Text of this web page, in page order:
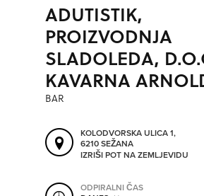
IZRIŠI POT
POŠLJI SMS
ORODJA
SHRANI V MOJ ITIS
ADUTISTIK,
PROIZVODNJA
SLADOLEDA,
KAVARNA
BAR
KOLODVORSKA ULICA 1,
6210 SEŽANA
IZRIŠI POT NA ZEMLJEVIDU
ODPIRALNI ČAS